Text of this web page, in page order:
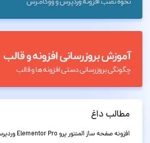
مطالب داغ
افزونه صفحه ساز المنتور پرو Elementor Pro وردپرس نسخه 4.2.1